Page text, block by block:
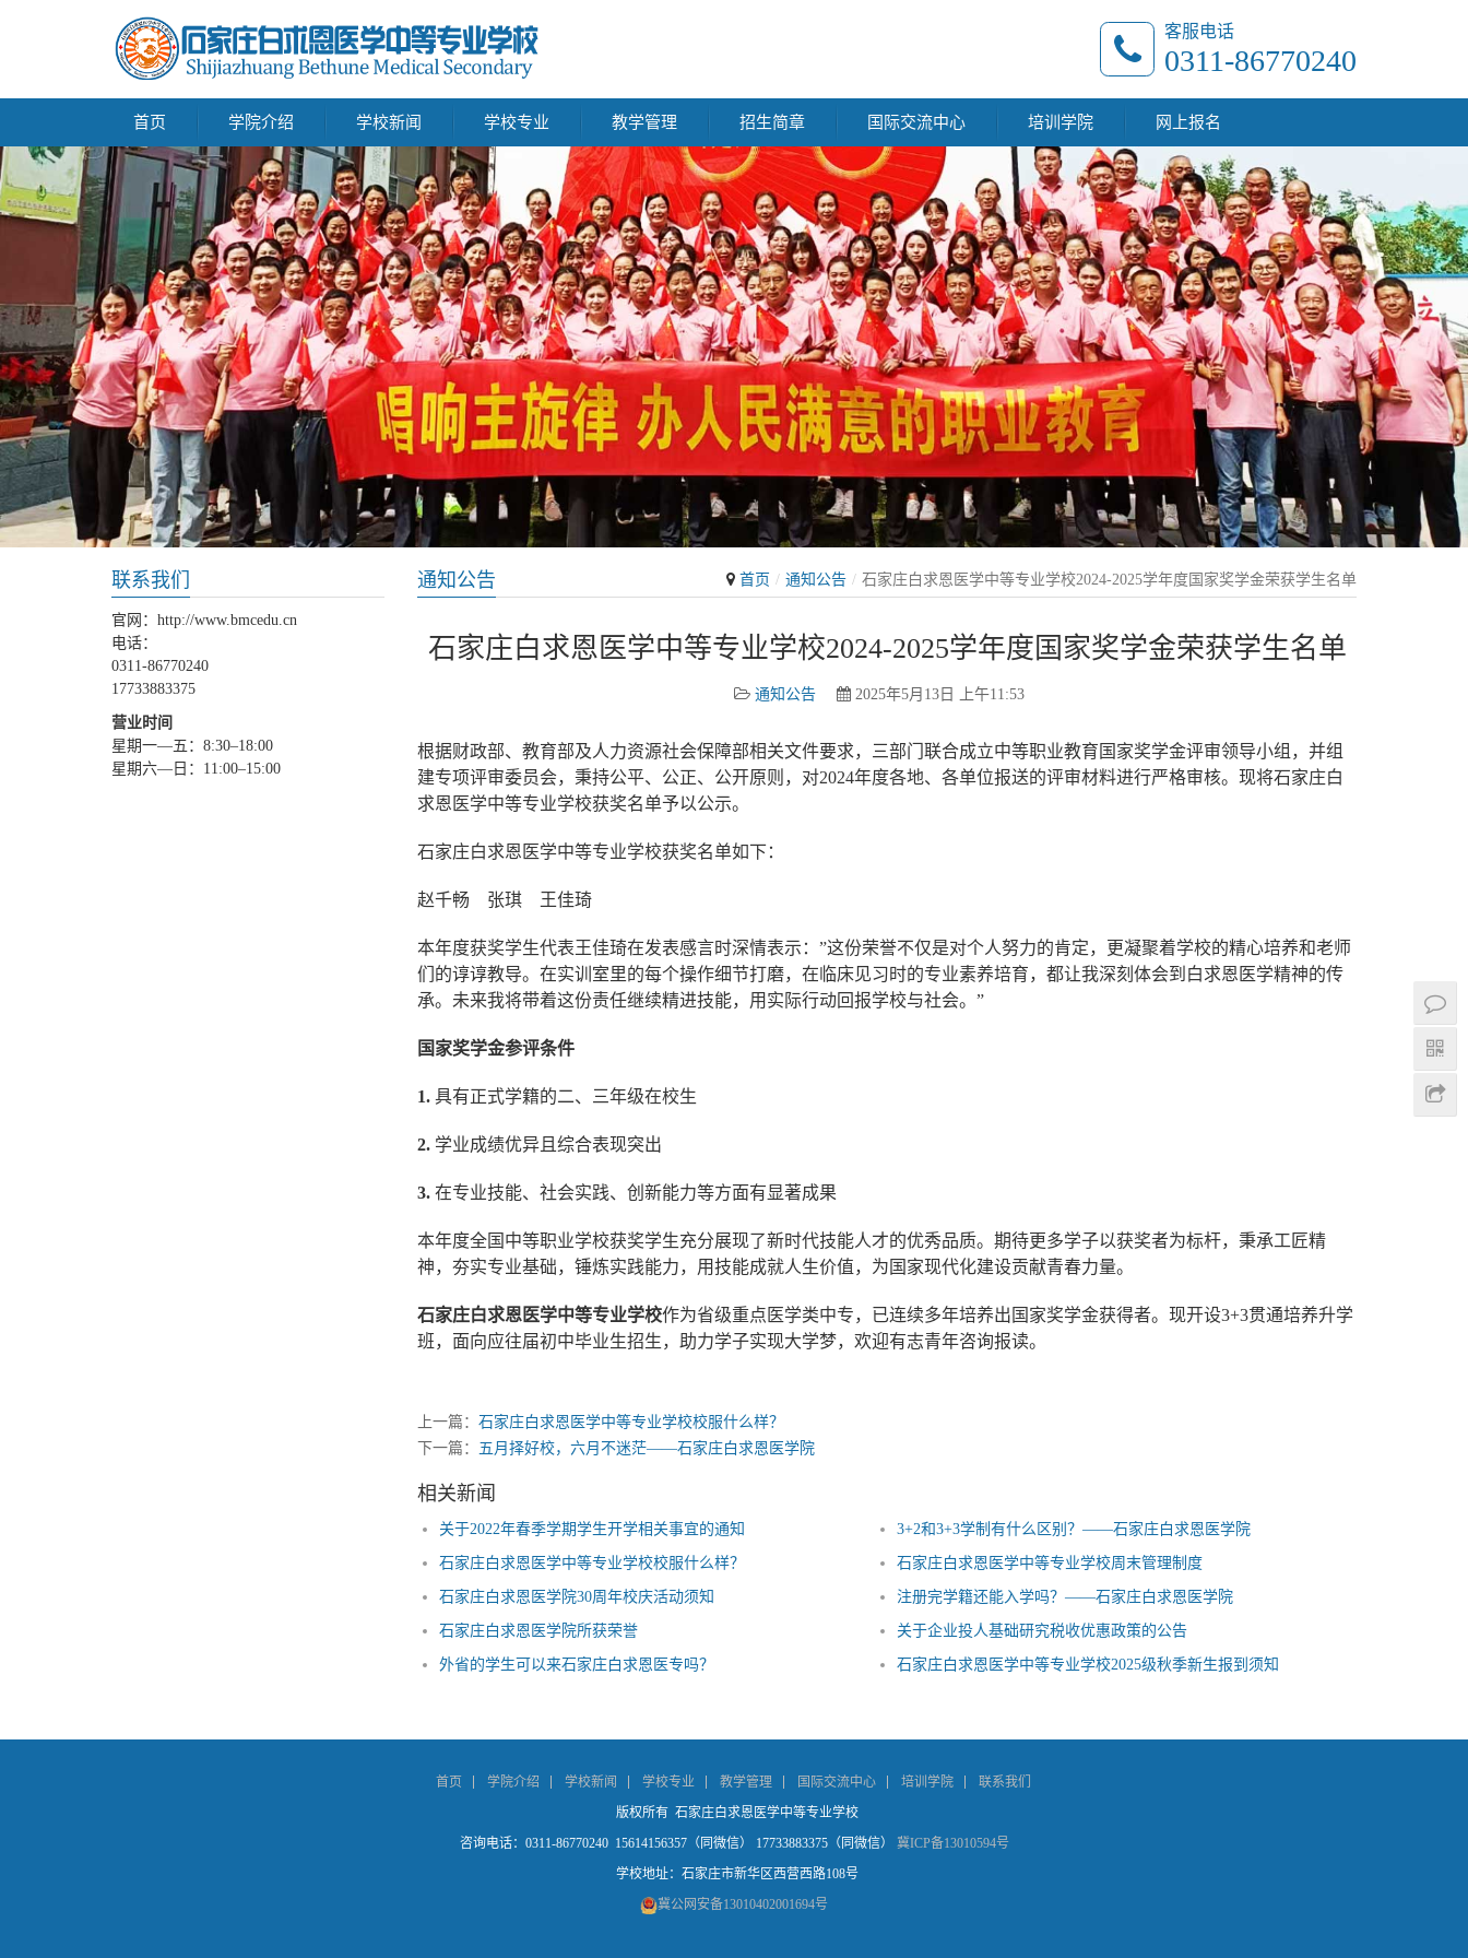
客服电话
0311-86770240
首页 学院介绍 学校新闻 学校专业 教学管理 招生简章 国际交流中心 培训学院 网上报名
首页 通知公告 石家庄白求恩医学中等专业学校2024-2025学年度国家奖学金荣获学生名单
通知公告
石家庄白求恩医学中等专业学校2024-2025学年度国家奖学金荣获学生名单
通知公告 2025年5月13日 上午11:53
根据财政部、教育部及人力资源社会保障部相关文件要求，三部门联合成立中等职业教育国家奖学金评审领导小组，并组
建专项评审委员会，秉持公平、公正、公开原则，对2024年度各地、各单位报送的评审材料进行严格审核。现将石家庄白
求恩医学中等专业学校获奖名单予以公示。
石家庄白求恩医学中等专业学校获奖名单如下：
赵千畅 张琪 王佳琦
本年度获奖学生代表王佳琦在发表感言时深情表示：”这份荣誉不仅是对个人努力的肯定，更凝聚着学校的精心培养和老师
们的谆谆教导。在实训室里的每个操作细节打磨，在临床见习时的专业素养培育，都让我深刻体会到白求恩医学精神的传
承。未来我将带着这份责任继续精进技能，用实际行动回报学校与社会。”
国家奖学金参评条件
1. 具有正式学籍的二、三年级在校生
2. 学业成绩优异且综合表现突出
3. 在专业技能、社会实践、创新能力等方面有显著成果
本年度全国中等职业学校获奖学生充分展现了新时代技能人才的优秀品质。期待更多学子以获奖者为标杆，秉承工匠精
神，夯实专业基础，锤炼实践能力，用技能成就人生价值，为国家现代化建设贡献青春力量。
石家庄白求恩医学中等专业学校作为省级重点医学类中专，已连续多年培养出国家奖学金获得者。现开设3+3贯通培养升学
班，面向应往届初中毕业生招生，助力学子实现大学梦，欢迎有志青年咨询报读。
上一篇： 石家庄白求恩医学中等专业学校校服什么样？
下一篇： 五月择好校，六月不迷茫——石家庄白求恩医学院
相关新闻
关于2022年春季学期学生开学相关事宜的通知 3+2和3+3学制有什么区别？——石家庄白求恩医学院
石家庄白求恩医学中等专业学校校服什么样？ 石家庄白求恩医学中等专业学校周末管理制度
石家庄白求恩医学院30周年校庆活动须知 注册完学籍还能入学吗？——石家庄白求恩医学院
石家庄白求恩医学院所获荣誉 关于企业投人基础研究税收优惠政策的公告
外省的学生可以来石家庄白求恩医专吗？ 石家庄白求恩医学中等专业学校2025级秋季新生报到须知
联系我们
官网：http://www.bmcedu.cn
电话：
0311-86770240
17733883375
营业时间
星期一—五：8:30–18:00
星期六—日：11:00–15:00
首页 学院介绍 学校新闻 学校专业 教学管理 国际交流中心 培训学院
联系我们
版权所有 石家庄白求恩医学中等专业学校
咨询电话：0311-86770240 15614156357（同微信） 17733883375（同微信） 冀ICP备13010594号
学校地址：石家庄市新华区西营西路108号
冀公网安备13010402001694号